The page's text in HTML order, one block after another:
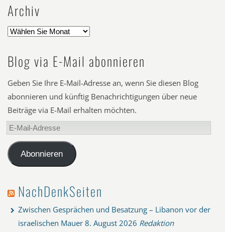
Archiv
Blog via E-Mail abonnieren
Geben Sie Ihre E-Mail-Adresse an, wenn Sie diesen Blog
abonnieren und künftig Benachrichtigungen über neue
Beiträge via E-Mail erhalten möchten.
E-
Mail-
AdresseAbonnieren
NachDenkSeiten
Zwischen Gesprächen und Besatzung – Libanon vor der
israelischen Mauer 8. August 2026 Redaktion